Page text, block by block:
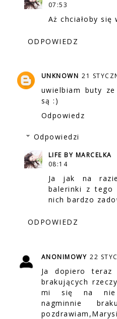
07:53
Aż chciałoby się
ODPOWIEDZ
UNKNOWN 21
uwielbiam buty
są :)
Odpowiedz
Odpowiedzi
LIFE BY MARCELKA
08:14
Ja jak na
balerinki z tego
nich bardzo
ODPOWIEDZ
ANONIMOWY 22
Ja dopiero teraz
brakujących
mi się na nie
nagminnie